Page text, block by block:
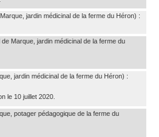
jardin médicinal de la ferme du Héron) :
de Marque, jardin médicinal de la ferme du
jardin médicinal de la ferme du Héron) :
le 10 juillet 2020.
potager pédagogique de la ferme du